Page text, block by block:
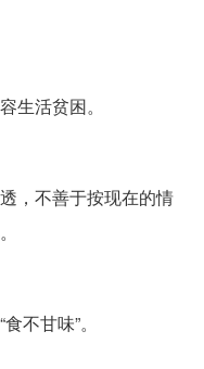
生活贫困。
，不善于按现在的情
不甘味”。